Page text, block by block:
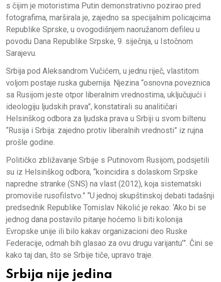
s čijim je motoristima Putin demonstrativno pozirao pred
fotografima, marširala je, zajedno sa specijalnim policajcima
Republike Sprske, u ovogodišnjem naoružanom defileu u
povodu Dana Republike Srpske, 9. siječnja, u Istočnom
Sarajevu.
Srbija pod Aleksandrom Vučićem, u jednu riječ, vlastitom
voljom postaje ruska gubernija. Njezina “osnovna poveznica
sa Rusijom jeste otpor liberalnim vrednostima, uključujući i
ideologiju ljudskih prava”, konstatirali su analitičari
Helsinškog odbora za ljudska prava u Srbiji u svom biltenu
“Rusija i Srbija: zajedno protiv liberalnih vrednosti” iz rujna
prošle godine.
Političko zbližavanje Srbije s Putinovom Rusijom, podsjetili
su iz Helsinškog odbora, “koincidira s dolaskom Srpske
napredne stranke (SNS) na vlast (2012), koja sistematski
promoviše rusofilstvo.” “U jednoj skupštinskoj debati tadašnji
predsednik Republike Tomislav Nikolić je rekao: ‘Ako bi se
jednog dana postavilo pitanje hoćemo li biti kolonija
Evropske unije ili bilo kakav organizacioni deo Ruske
Federacije, odmah bih glasao za ovu drugu varijantu’”. Čini se
kako taj dan, što se Srbije tiče, upravo traje.
Srbija nije jedina